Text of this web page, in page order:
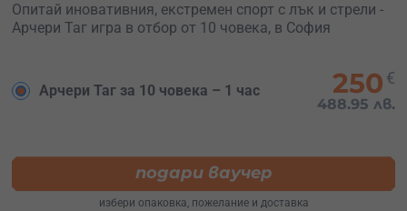
Опитай иновативния, екстремен спорт с лък и стрели -
Арчери Таг игра в отбор от 10 човека, в София
Арчери Таг за 10 човека – 1 час 250 €
488.95 лв.
подари ваучер
избери опаковка, пожелание и доставка